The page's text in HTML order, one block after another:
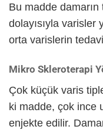
Bu madde damarın
dolayısıyla varisler
orta varislerin
Mikro Skleroterapi
Çok küçük varis
ki madde, çok ince
enjekte edilir.